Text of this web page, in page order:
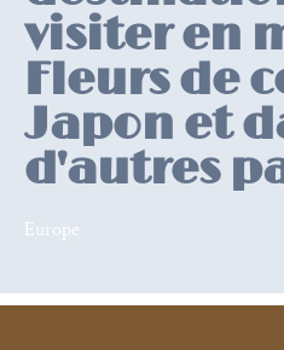
Europe
visiter en
Fleurs de
Japon et
d'autres